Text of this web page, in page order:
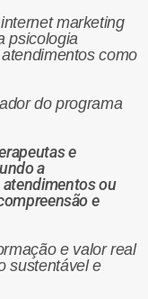
marketing
psicologia
como
do programa
e
a
ou
e
e valor real
sustentável e